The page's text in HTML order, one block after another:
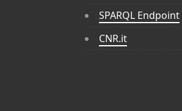
SPARQL Endpoint
CNR.it